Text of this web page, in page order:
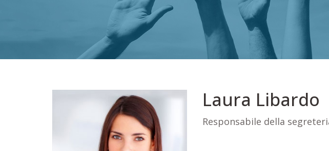
Laura Libardo
Responsabile della